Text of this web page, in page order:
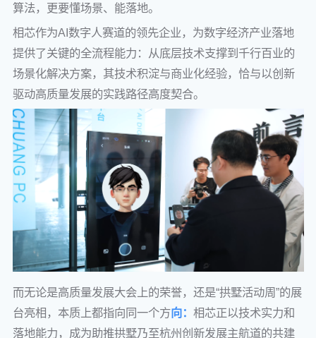
算法，更要懂场景、能落地。
相芯作为AI数字人赛道的领先企业，为数字经济产业落地
提供了关键的全流程能力：从底层技术支撑到千行百业的
场景化解决方案，其技术积淀与商业化经验，恰与以创新
驱动高质量发展的实践路径高度契合。
而无论是高质量发展大会上的荣誉，还是“拱墅活动周”的展
台亮相，本质上都指向同一个方向： 相芯正以技术实力和
落地能力，成为助推拱墅乃至杭州创新发展主航道的共建